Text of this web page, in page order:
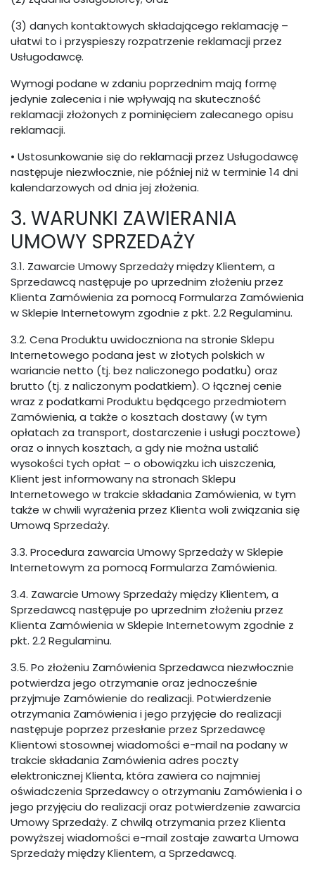
(3) danych kontaktowych składającego reklamację –
ułatwi to i przyspieszy rozpatrzenie reklamacji przez
Usługodawcę.
Wymogi podane w zdaniu poprzednim mają formę
jedynie zalecenia i nie wpływają na skuteczność
reklamacji złożonych z pominięciem zalecanego opisu
reklamacji.
• Ustosunkowanie się do reklamacji przez Usługodawcę
następuje niezwłocznie, nie później niż w terminie 14 dni
kalendarzowych od dnia jej złożenia.
3. WARUNKI ZAWIERANIA
UMOWY SPRZEDAŻY
3.1. Zawarcie Umowy Sprzedaży między Klientem, a
Sprzedawcą następuje po uprzednim złożeniu przez
Klienta Zamówienia za pomocą Formularza Zamówienia
w Sklepie Internetowym zgodnie z pkt. 2.2 Regulaminu.
3.2. Cena Produktu uwidoczniona na stronie Sklepu
Internetowego podana jest w złotych polskich w
wariancie netto (tj. bez naliczonego podatku) oraz
brutto (tj. z naliczonym podatkiem). O łącznej cenie
wraz z podatkami Produktu będącego przedmiotem
Zamówienia, a także o kosztach dostawy (w tym
opłatach za transport, dostarczenie i usługi pocztowe)
oraz o innych kosztach, a gdy nie można ustalić
wysokości tych opłat – o obowiązku ich uiszczenia,
Klient jest informowany na stronach Sklepu
Internetowego w trakcie składania Zamówienia, w tym
także w chwili wyrażenia przez Klienta woli związania się
Umową Sprzedaży.
3.3. Procedura zawarcia Umowy Sprzedaży w Sklepie
Internetowym za pomocą Formularza Zamówienia.
3.4. Zawarcie Umowy Sprzedaży między Klientem, a
Sprzedawcą następuje po uprzednim złożeniu przez
Klienta Zamówienia w Sklepie Internetowym zgodnie z
pkt. 2.2 Regulaminu.
3.5. Po złożeniu Zamówienia Sprzedawca niezwłocznie
potwierdza jego otrzymanie oraz jednocześnie
przyjmuje Zamówienie do realizacji. Potwierdzenie
otrzymania Zamówienia i jego przyjęcie do realizacji
następuje poprzez przesłanie przez Sprzedawcę
Klientowi stosownej wiadomości e-mail na podany w
trakcie składania Zamówienia adres poczty
elektronicznej Klienta, która zawiera co najmniej
oświadczenia Sprzedawcy o otrzymaniu Zamówienia i o
jego przyjęciu do realizacji oraz potwierdzenie zawarcia
Umowy Sprzedaży. Z chwilą otrzymania przez Klienta
powyższej wiadomości e-mail zostaje zawarta Umowa
Sprzedaży między Klientem, a Sprzedawcą.